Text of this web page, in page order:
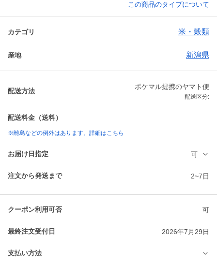
この商品のタイプについて
カテゴリ 米・穀類
産地 新潟県
配送方法
ポケマル提携のヤマト便
配送区分:
配送料金（送料）
※離島などの例外はあります。詳細はこちら
お届け日指定 可
注文から発送まで 2~7日
クーポン利用可否 可
最終注文受付日 2026年7月29日
支払い方法